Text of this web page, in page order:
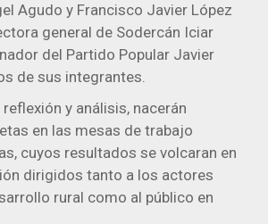
Agudo y Francisco Javier López
general de Sodercán Iciar
del Partido Popular Javier
de sus integrantes.
y análisis, nacerán
en las mesas de trabajo
cuyos resultados se volcaran en
dirigidos tanto a los actores
rural como al público en